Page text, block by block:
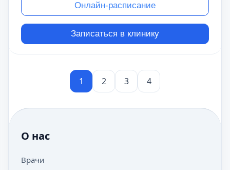
Онлайн-расписание
Записаться в клинику
1 2 3 4
О нас
Врачи